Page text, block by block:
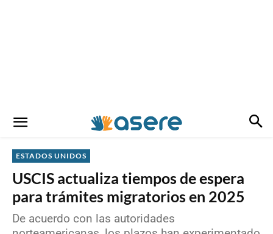
ESTADOS UNIDOS
USCIS actualiza tiempos de espera
para trámites migratorios en 2025
De acuerdo con las autoridades